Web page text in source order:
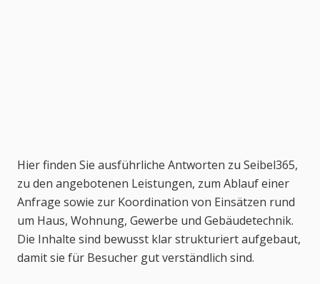
Hier finden Sie ausführliche Antworten zu Seibel365,
zu den angebotenen Leistungen, zum Ablauf einer
Anfrage sowie zur Koordination von Einsätzen rund
um Haus, Wohnung, Gewerbe und Gebäudetechnik.
Die Inhalte sind bewusst klar strukturiert aufgebaut,
damit sie für Besucher gut verständlich sind.